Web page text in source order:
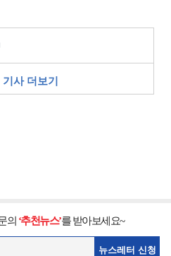
사 더보기
의 ‘추천뉴스’를 받아보세요~
뉴스레터 신청